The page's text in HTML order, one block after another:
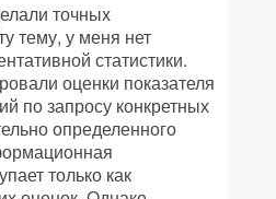
точных
тему, у меня нет
статистики.
оценки показателя
по запросу конкретных
определенного
только как